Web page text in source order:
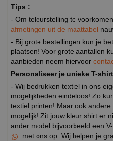
Tips :
- Om teleurstelling te
afmetingen uit de maattabel
- Bij grote bestellingen kun je
plaatsen! Voor grote aantallen
aanbieden neem hiervoor
Personaliseer je unieke T-
- Wij bedrukken textiel in ons
mogelijkheden eindeloos! Zo
textiel printen! Maar ook
mogelijk! Zit jouw kleur shirt er
ander model bijvoorbeeld een
met ons op. Wij helpen je